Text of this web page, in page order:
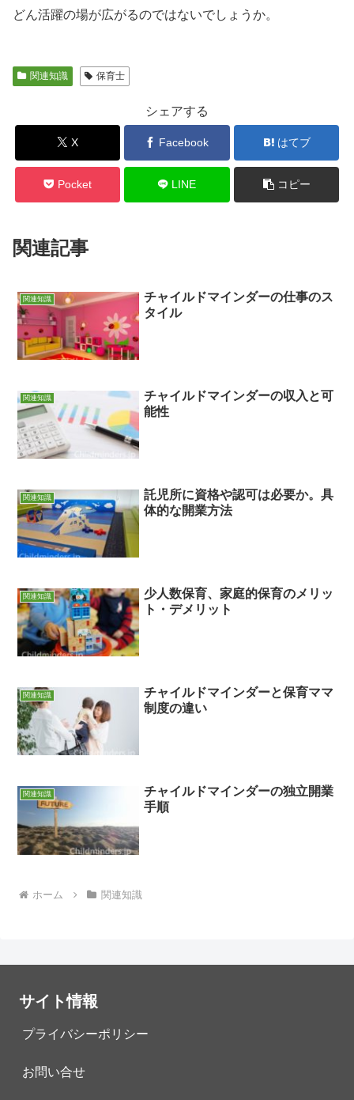
どん活躍の場が広がるのではないでしょうか。
関連知識 保育士
シェアする
X Facebook はてブ
Pocket LINE コピー
関連記事
関連知識
チャイルドマインダーの仕事のス
タイル
関連知識
チャイルドマインダーの収入と可
能性
関連知識
託児所に資格や認可は必要か。具
体的な開業方法
関連知識
少人数保育、家庭的保育のメリッ
ト・デメリット
関連知識
チャイルドマインダーと保育ママ
制度の違い
関連知識
チャイルドマインダーの独立開業
手順
ホーム 関連知識
サイト情報
プライバシーポリシー
お問い合せ